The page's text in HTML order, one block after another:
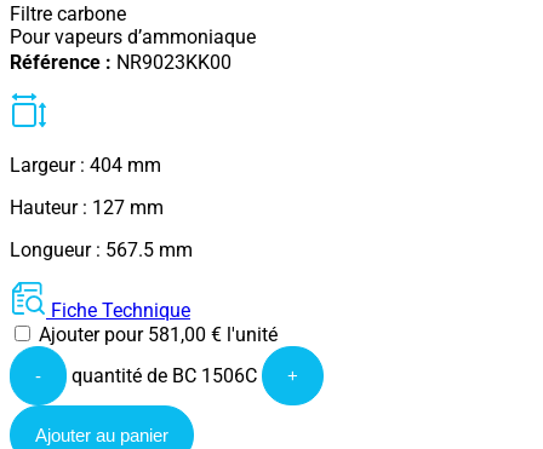
Filtre carbone
Pour vapeurs d’ammoniaque
Référence : NR9023KK00
Largeur : 404 mm
Hauteur : 127 mm
Longueur : 567.5 mm
Fiche Technique
Ajouter pour 581,00 € l'unité
- quantité de BC 1506C +
Ajouter au panier